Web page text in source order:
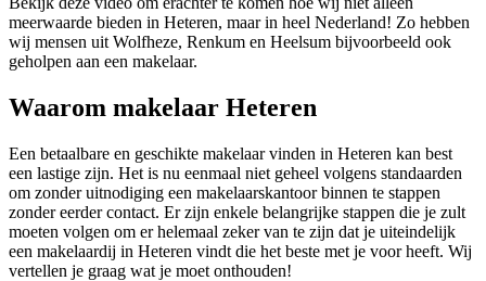
meerwaarde bieden in Heteren, maar in heel Nederland! Zo hebben
wij mensen uit Wolfheze, Renkum en Heelsum bijvoorbeeld ook
geholpen aan een makelaar.
Waarom makelaar Heteren
Een betaalbare en geschikte makelaar vinden in Heteren kan best
een lastige zijn. Het is nu eenmaal niet geheel volgens standaarden
om zonder uitnodiging een makelaarskantoor binnen te stappen
zonder eerder contact. Er zijn enkele belangrijke stappen die je zult
moeten volgen om er helemaal zeker van te zijn dat je uiteindelijk
een makelaardij in Heteren vindt die het beste met je voor heeft. Wij
vertellen je graag wat je moet onthouden!